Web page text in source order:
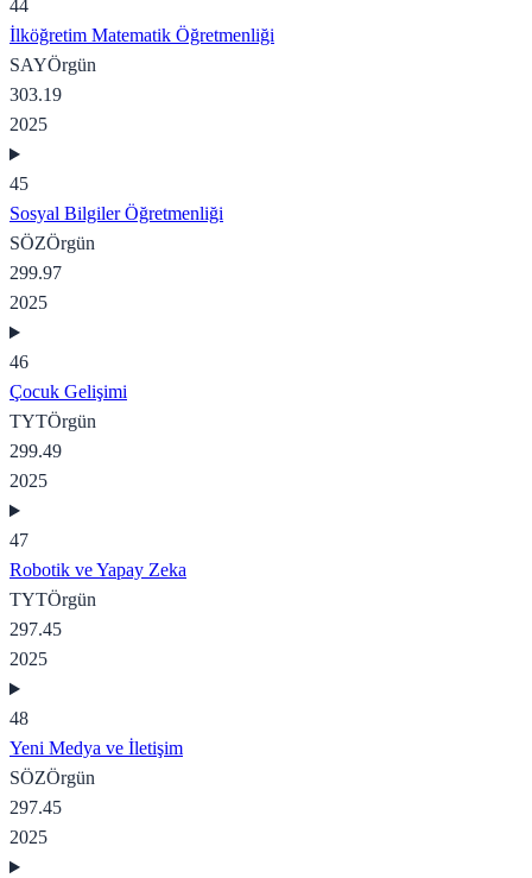
44
İlköğretim Matematik Öğretmenliği
SAYÖrgün
303.19
2025
45
Sosyal Bilgiler Öğretmenliği
SÖZÖrgün
299.97
2025
46
Çocuk Gelişimi
TYTÖrgün
299.49
2025
47
Robotik ve Yapay Zeka
TYTÖrgün
297.45
2025
48
Yeni Medya ve İletişim
SÖZÖrgün
297.45
2025